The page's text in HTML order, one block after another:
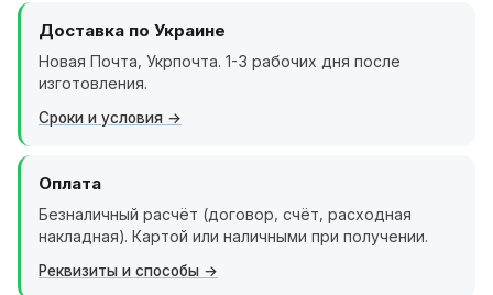
Доставка по Украине
Новая Почта, Укрпочта. 1-3 рабочих дня после
изготовления.
Сроки и условия
Оплата
Безналичный расчёт (договор, счёт, расходная
накладная). Картой или наличными при получении.
Реквизиты и способы